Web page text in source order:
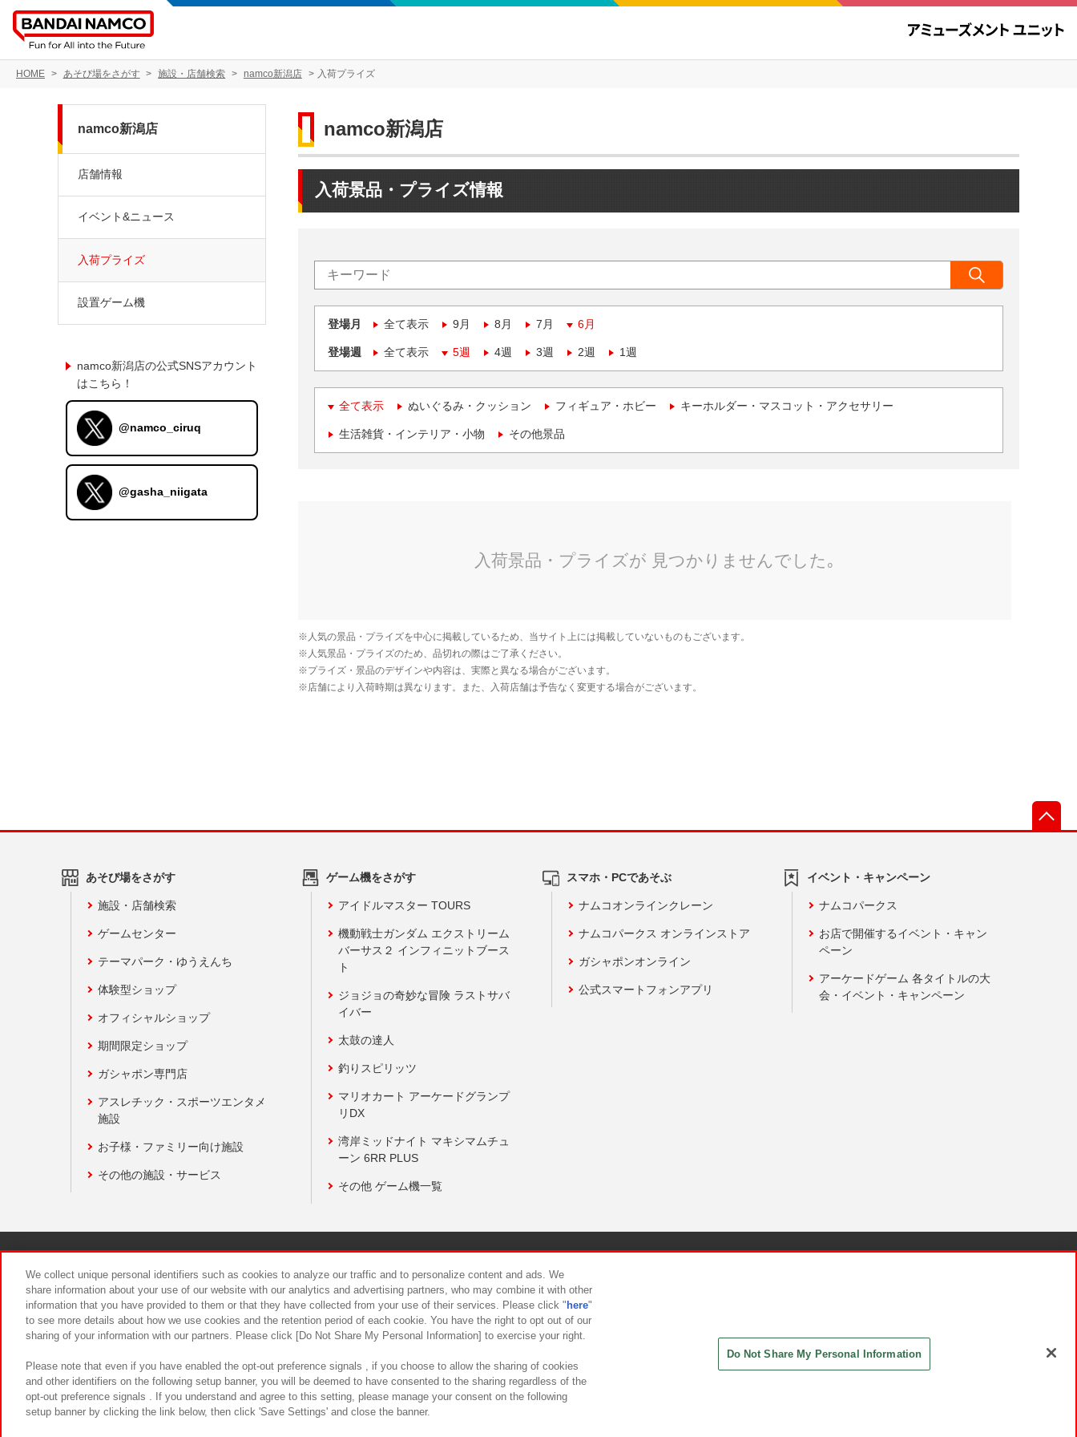
HOME あそび場をさがす 施設・店舗検索 namco新潟店 入荷プライズ
namco新潟店
入荷景品・プライズ情報
登場月 全て表示 9月 8月 7月 6月
登場週 全て表示 5週 4週 3週 2週 1週
全て表示 ぬいぐるみ・クッション フィギュア・ホビー キーホルダー・マスコット・アクセサリー
生活雑貨・インテリア・小物 その他景品
namco新潟店
店舗情報
イベント&ニュース
入荷プライズ
設置ゲーム機
namco新潟店の公式SNSアカウント
はこちら！
@namco_ciruq
@gasha_niigata
あそび場をさがす
施設・店舗検索
ゲームセンター
テーマパーク・ゆうえんち
体験型ショップ
オフィシャルショップ
期間限定ショップ
ガシャポン専門店
アスレチック・スポーツエンタメ
施設
お子様・ファミリー向け施設
その他の施設・サービス
ゲーム機をさがす
アイドルマスター TOURS
機動戦士ガンダム エクストリーム
バーサス２ インフィニットブース
ト
ジョジョの奇妙な冒険 ラストサバ
イバー
太鼓の達人
釣りスピリッツ
マリオカート アーケードグランプ
リDX
湾岸ミッドナイト マキシマムチュ
ーン 6RR PLUS
その他 ゲーム機一覧
スマホ・PCであそぶ
ナムコオンラインクレーン
ナムコパークス オンラインストア
ガシャポンオンライン
公式スマートフォンアプリ
イベント・キャンペーン
ナムコパークス
お店で開催するイベント・キャン
ペーン
アーケードゲーム 各タイトルの大
会・イベント・キャンペーン
食品のご提供について カスタマーハラスメント対応方針
We collect unique personal identifiers such as cookies to analyze our traffic and to personalize content and ads. We
share information about your use of our website with our analytics and advertising partners, who may combine it with other
information that you have provided to them or that they have collected from your use of their services. Please click " here"
to see more details about how we use cookies and the retention period of each cookie. You have the right to opt out of our
sharing of your information with our partners. Please click [Do Not Share My Personal Information] to exercise your right.
Please note that even if you have enabled the opt-out preference signals , if you choose to allow the sharing of cookies
and other identifiers on the following setup banner, you will be deemed to have consented to the sharing regardless of the
opt-out preference signals . If you understand and agree to this setting, please manage your consent on the following
setup banner by clicking the link below, then click 'Save Settings' and close the banner.
Do Not Share My Personal Information